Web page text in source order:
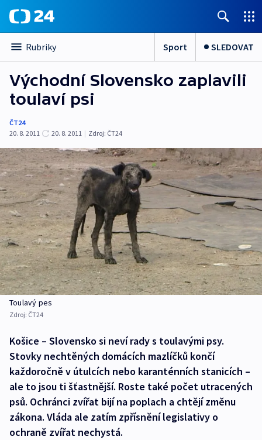
Rubriky Sport SLEDOVAT
Východní Slovensko zaplavili
toulaví psi
ČT24
20. 8. 2011
20. 8. 2011 | Zdroj: ČT24
Toulavý pes
Zdroj: ČT24
Košice – Slovensko si neví rady s toulavými psy.
Stovky nechtěných domácích mazlíčků končí
každoročně v útulcích nebo karanténních stanicích –
ale to jsou ti šťastnější. Roste také počet utracených
psů. Ochránci zvířat bijí na poplach a chtějí změnu
zákona. Vláda ale zatím zpřísnění legislativy o
ochraně zvířat nechystá.